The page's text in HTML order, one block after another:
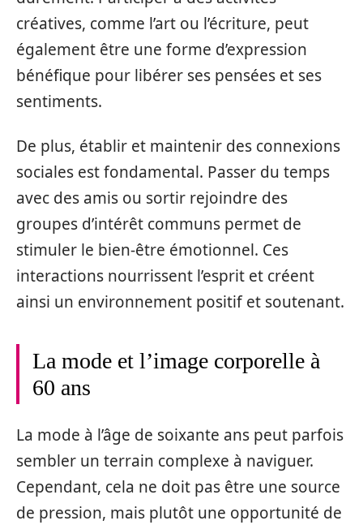
créatives, comme l’art ou l’écriture, peut
également être une forme d’expression
bénéfique pour libérer ses pensées et ses
sentiments.
De plus, établir et maintenir des connexions
sociales est fondamental. Passer du temps
avec des amis ou sortir rejoindre des
groupes d’intérêt communs permet de
stimuler le bien-être émotionnel. Ces
interactions nourrissent l’esprit et créent
ainsi un environnement positif et soutenant.
La mode et l’image corporelle à
60 ans
La mode à l’âge de soixante ans peut parfois
sembler un terrain complexe à naviguer.
Cependant, cela ne doit pas être une source
de pression, mais plutôt une opportunité de